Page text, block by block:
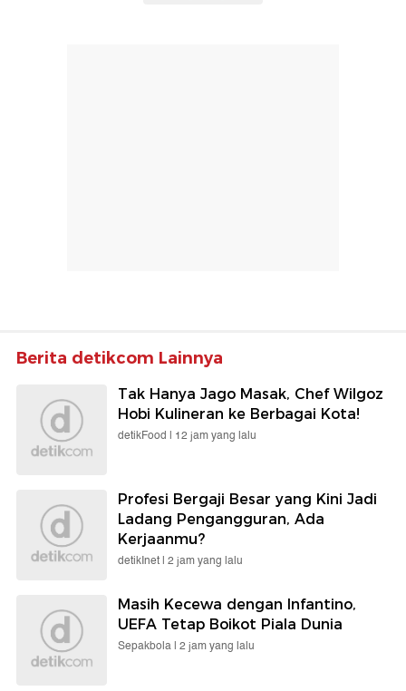
Berita detikcom Lainnya
Tak Hanya Jago Masak, Chef Wilgoz
Hobi Kulineran ke Berbagai Kota!
detikFood | 12 jam yang lalu
Profesi Bergaji Besar yang Kini Jadi
Ladang Pengangguran, Ada
Kerjaanmu?
detikInet | 2 jam yang lalu
Masih Kecewa dengan Infantino,
UEFA Tetap Boikot Piala Dunia
Sepakbola | 2 jam yang lalu